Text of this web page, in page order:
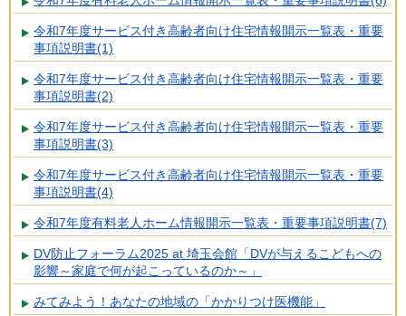
令和7年度サービス付き高齢者向け住宅情報開示一覧表・重要
事項説明書(1)
令和7年度サービス付き高齢者向け住宅情報開示一覧表・重要
事項説明書(2)
令和7年度サービス付き高齢者向け住宅情報開示一覧表・重要
事項説明書(3)
令和7年度サービス付き高齢者向け住宅情報開示一覧表・重要
事項説明書(4)
令和7年度有料老人ホーム情報開示一覧表・重要事項説明書(7)
DV防止フォーラム2025 at 埼玉会館「DVが与えるこどもへの
影響～家庭で何が起こっているのか～」
みてみよう！あなたの地域の「かかりつけ医機能」